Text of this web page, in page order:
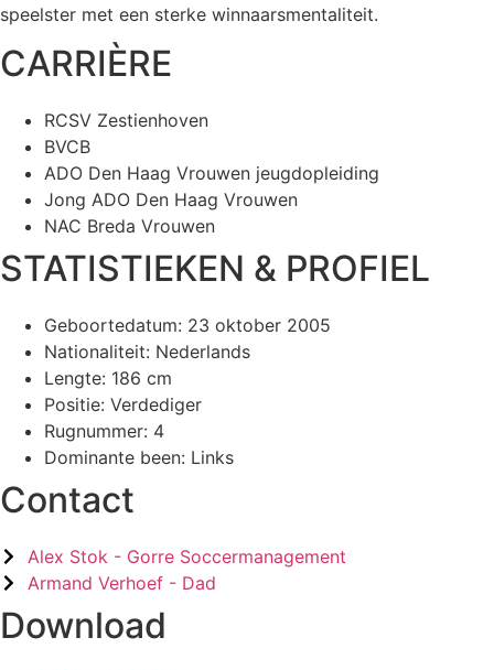
speelster met een sterke winnaarsmentaliteit.
CARRIÈRE
RCSV Zestienhoven
BVCB
ADO Den Haag Vrouwen jeugdopleiding
Jong ADO Den Haag Vrouwen
NAC Breda Vrouwen
STATISTIEKEN & PROFIEL
Geboortedatum: 23 oktober 2005
Nationaliteit: Nederlands
Lengte: 186 cm
Positie: Verdediger
Rugnummer: 4
Dominante been: Links
Contact
Alex Stok - Gorre Soccermanagement
Armand Verhoef - Dad
Download